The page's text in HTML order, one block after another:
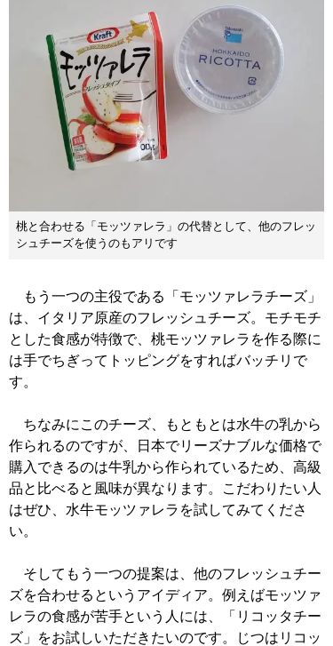
桃と合わせる「モッツァレラ」の代替として、他のフレッ
シュチーズを使うのもアリです
もう一つの主役である「モッツァレラチーズ」
は、イタリア原産のフレッシュチーズ。モチモチ
とした食感が特徴で、桃モッツァレラを作る際に
は手でちぎってトッピングをすればバッチリで
す。
ちなみにこのチーズ、もともとは水牛の乳から
作られるのですが、日本でリーズナブルな価格で
購入できるのは牛乳から作られているため、高級
品と比べると風味が異なります。こだわりたい人
はぜひ、水牛モッツァレラを試してみてくださ
い。
そしてもう一つの提案は、他のフレッシュチー
ズを合わせるというアイディア。例えばモッツァ
レラの食感が苦手という人には、「リコッタチー
ズ」をお試しいただきたいのです。じつはリコッ